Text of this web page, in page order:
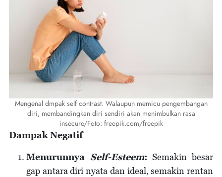
Mengenal dmpak self contrast. Walaupun memicu pengembangan
diri, membandingkan diri sendiri akan menimbulkan rasa
insecure/Foto: freepik.com/freepik
Dampak Negatif
Menurunnya Self-Esteem: Semakin besar
gap antara diri nyata dan ideal, semakin rentan